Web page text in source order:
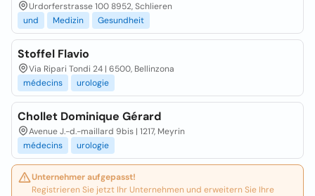
Urdorferstrasse 100 8952, Schlieren
und
Medizin Gesundheit
Stoffel Flavio
Via Ripari Tondi 24 | 6500, Bellinzona
médecins
urologie
Chollet Dominique Gérard
Avenue J.-d.-maillard 9bis | 1217, Meyrin
médecins
urologie
Unternehmer aufgepasst!
Registrieren Sie jetzt Ihr Unternehmen und erweitern Sie Ihre